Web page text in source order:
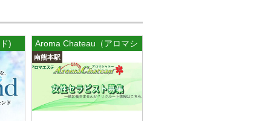
ーム
し 高額報酬が稼げるだけでなく、高待
しております！ぜひご活用ください♪
) Aroma Chateau（アロマシャトー）
南熊本駅